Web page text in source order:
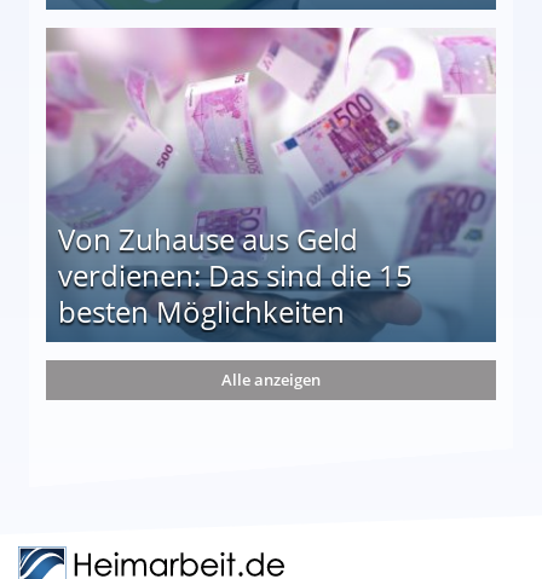
auf einen Blick
Von Zuhause aus Geld
verdienen: Das sind die 15
besten Möglichkeiten
die 15 besten Möglichkeiten
Alle anzeigen